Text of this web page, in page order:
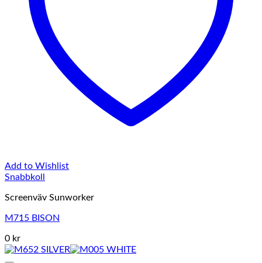
Add to Wishlist
Snabbkoll
Screenväv Sunworker
M715 BISON
0 kr